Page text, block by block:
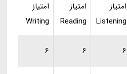
امتیاز
Listening
امتیاز
Reading
امتیاز
Writing
6
6
6